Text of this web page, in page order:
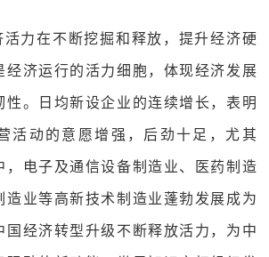
活力在不断挖掘和释放，提升经济硬
经济运行的活力细胞，体现经济发展
性。日均新设企业的连续增长，表明
活动的意愿增强，后劲十足，尤其
，电子及通信设备制造业、医药制造
造业等高新技术制造业蓬勃发展成为
国经济转型升级不断释放活力，为中